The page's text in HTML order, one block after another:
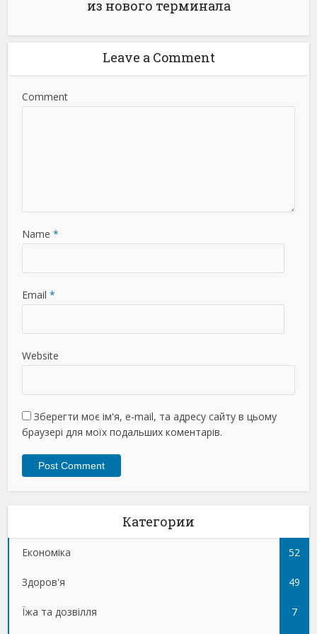
из нового терминала
Leave a Comment
Comment
Name *
Email *
Website
Зберегти моє ім'я, e-mail, та адресу сайту в цьому
браузері для моїх подальших коментарів.
Категории
Економіка 52
Здоров'я 49
Їжа та дозвілля 7